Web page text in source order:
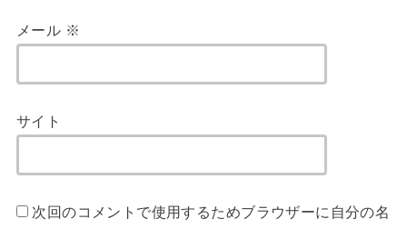
メール ※
サイト
次回のコメントで使用するためブラウザーに自分の名